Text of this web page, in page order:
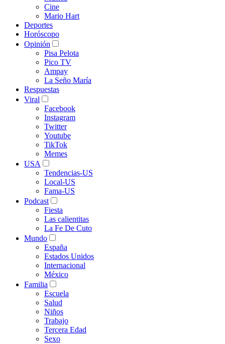
Cine
Mario Hart
Deportes
Horóscopo
Opinión
Pisa Pelota
Pico TV
Ampay
La Seño María
Respuestas
Viral
Facebook
Instagram
Twitter
Youtube
TikTok
Memes
USA
Tendencias-US
Local-US
Fama-US
Podcast
Fiesta
Las calientitas
La Fe De Cuto
Mundo
España
Estados Unidos
Internacional
México
Familia
Escuela
Salud
Niños
Trabajo
Tercera Edad
Sexo